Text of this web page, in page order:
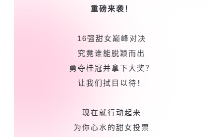
重磅来袭！
16强甜女巅峰对决
究竟谁能脱颖而出
勇夺桂冠并拿下大奖？
让我们拭目以待！
现在就行动起来
为你心水的甜女投票